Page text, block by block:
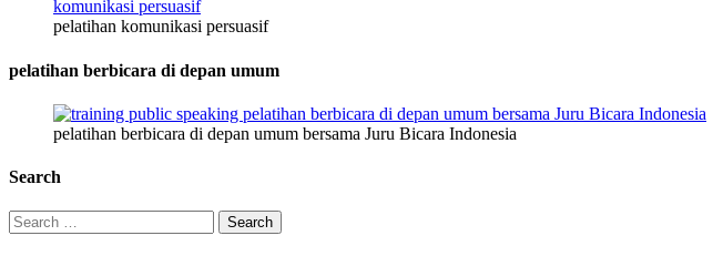
pelatihan komunikasi persuasif
pelatihan berbicara di depan umum
pelatihan berbicara di depan umum bersama Juru Bicara Indonesia
Search
Search
for: